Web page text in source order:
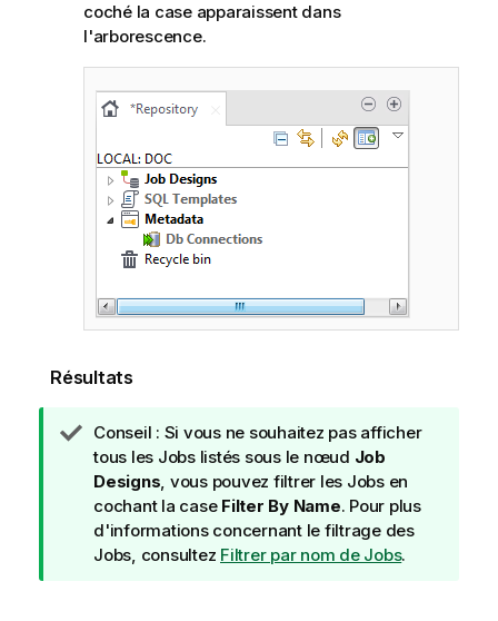
coché la case apparaissent dans
l'arborescence.
Résultats
N
o
t
e
I
n
Conseil : Si vous ne souhaitez pas afficher
tous les Jobs listés sous le nœud Job
Designs, vous pouvez filtrer les Jobs en
cochant la case Filter By Name. Pour plus
d'informations concernant le filtrage des
Jobs, consultez Filtrer par nom de Jobs.